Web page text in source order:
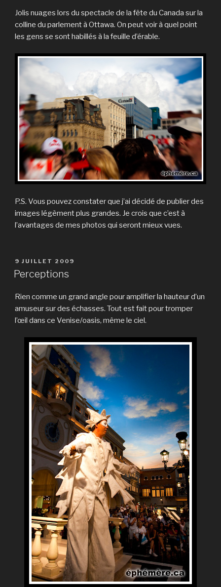
Jolis nuages lors du spectacle de la fête du Canada sur la
colline du parlement à Ottawa. On peut voir à quel point
les gens se sont habillés à la feuille d’érable.
P.S. Vous pouvez constater que j’ai décidé de publier des
images légèment plus grandes. Je crois que c’est à
l’avantages de mes photos qui seront mieux vues.
PUBLIÉ
LE
9 JUILLET 2009
Perceptions
Rien comme un grand angle pour amplifier la hauteur d’un
amuseur sur des échasses. Tout est fait pour tromper
l’œil dans ce Venise/oasis, même le ciel.